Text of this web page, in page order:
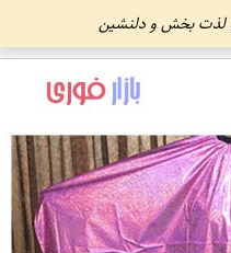
لذت بخش و دلنشین